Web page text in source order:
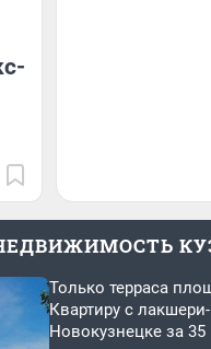
Только терраса
Квартиру с
Новокузнецке за